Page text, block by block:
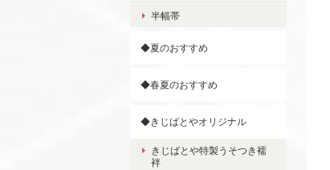
半幅帯
◆夏のおすすめ
◆春夏のおすすめ
◆きじばとやオリジナル
きじばとや特製うそつき襦
袢